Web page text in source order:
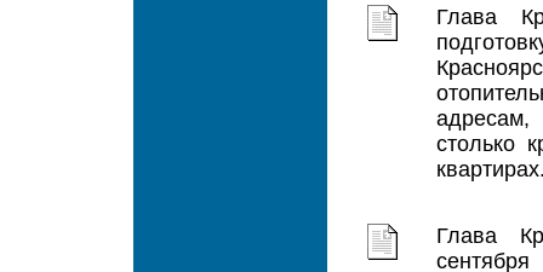
Глава
столько
Глава